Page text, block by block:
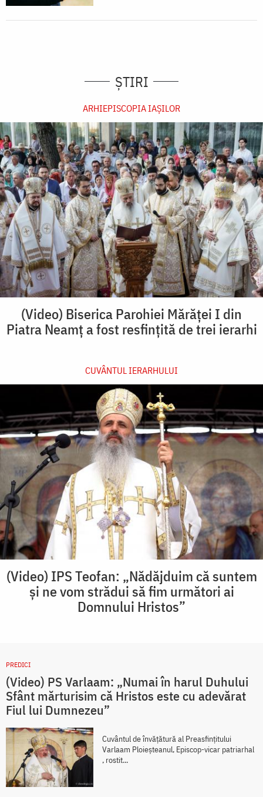
ȘTIRI
ARHIEPISCOPIA IAŞILOR
(Video) Biserica Parohiei Mărăței I din
Piatra Neamț a fost resfințită de trei ierarhi
CUVÂNTUL IERARHULUI
(Video) IPS Teofan: „Nădăjduim că suntem
și ne vom strădui să fim următori ai
Domnului Hristos”
PREDICI
(Video) PS Varlaam: „Numai în harul Duhului
Sfânt mărturisim că Hristos este cu adevărat
Fiul lui Dumnezeu”
Cuvântul de învățătură al Preasfințitului
Varlaam Ploieșteanul, Episcop-vicar patriarhal
, rostit...